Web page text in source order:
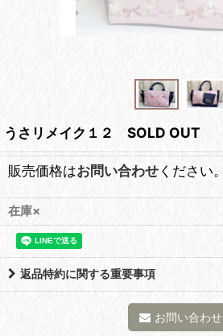
うさリメイク１２ SOLD OUT
販売価格はお問い合わせください。
在庫×
返品特約に関する重要事項
お問い合わせ